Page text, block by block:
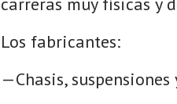
Los fabricantes:
—Chasis,